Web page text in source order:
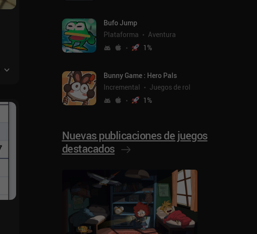
Bufo Jump
Plataforma
Aventura
1%
Bunny Game : Hero Pals
Incremental
Juegos de rol
1%
Nuevas publicaciones de juegos
destacados